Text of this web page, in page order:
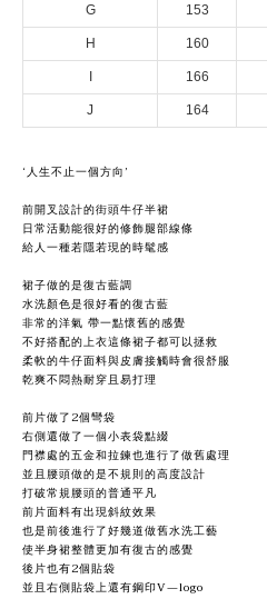
G 153
H 160
I 166
J 164
‘人生不止一個方向’
前開叉設計的街頭牛仔半裙
日常活動能很好的修飾腿部線條
給人一種若隱若現的時髦感
裙子做的是復古藍調
水洗顏色是很好看的復古藍
非常的洋氣 帶一點懷舊的感覺
不好搭配的上衣這條裙子都可以拯救
柔軟的牛仔面料與皮膚接觸時會很舒服
乾爽不悶熱耐穿且易打理
前片做了2個彎袋
右側還做了一個小表袋點綴
門襟處的五金和拉鍊也進行了做舊處理
並且腰頭做的是不規則的高度設計
打破常規腰頭的普通平凡
前片面料有出現斜紋效果
也是前後進行了好幾道做舊水洗工藝
使半身裙整體更加有復古的感覺
後片也有2個貼袋
並且右側貼袋上還有鋼印V—logo